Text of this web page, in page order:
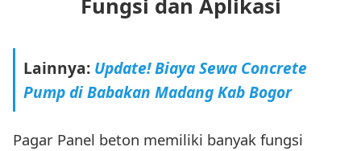
Fungsi dan Aplikasi
Lainnya: Update! Biaya Sewa Concrete
Pump di Babakan Madang Kab Bogor
Pagar Panel beton memiliki banyak fungsi